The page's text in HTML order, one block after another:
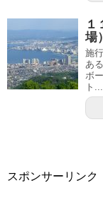
１
場
施
あ
ボ
ト...
スポンサーリンク